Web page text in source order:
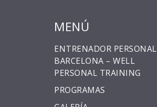
MENÚ
ENTRENADOR PERSONAL
BARCELONA – WELL
PERSONAL TRAINING
PROGRAMAS